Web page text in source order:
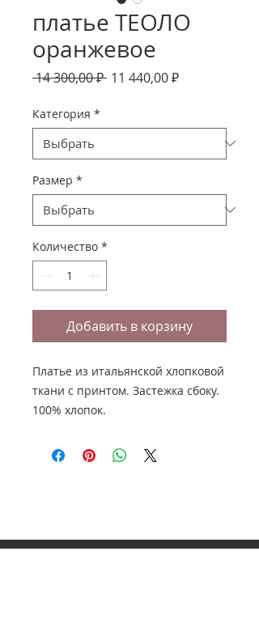
платье ТЕОЛО
оранжевое
14 300,00 ₽ Обычная
11 440,00 ₽Спеццена
Категория *
Размер *
Количество *
Добавить в корзину
Платье из итальянской хлопковой
ткани с принтом. Застежка сбоку.
100% хлопок.